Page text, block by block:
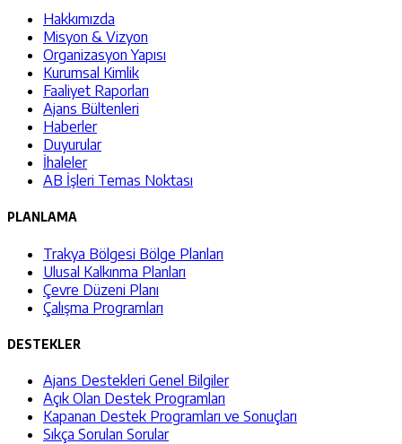
Hakkımızda
Misyon & Vizyon
Organizasyon Yapısı
Kurumsal Kimlik
Faaliyet Raporları
Ajans Bültenleri
Haberler
Duyurular
İhaleler
AB İşleri Temas Noktası
PLANLAMA
Trakya Bölgesi Bölge Planları
Ulusal Kalkınma Planları
Çevre Düzeni Planı
Çalışma Programları
DESTEKLER
Ajans Destekleri Genel Bilgiler
Açık Olan Destek Programları
Kapanan Destek Programları ve Sonuçları
Sıkça Sorulan Sorular